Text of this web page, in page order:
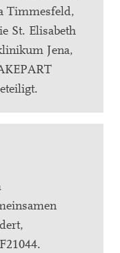
Timmesfeld,
St. Elisabeth
Jena,